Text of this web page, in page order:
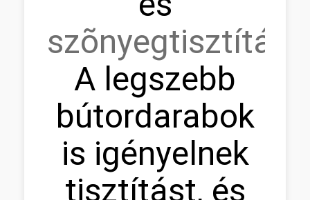
szõnyegtisztítás.
A legszebb
bútordarabok
is igényelnek
tisztítást, és